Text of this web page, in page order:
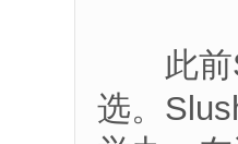
此前
选。